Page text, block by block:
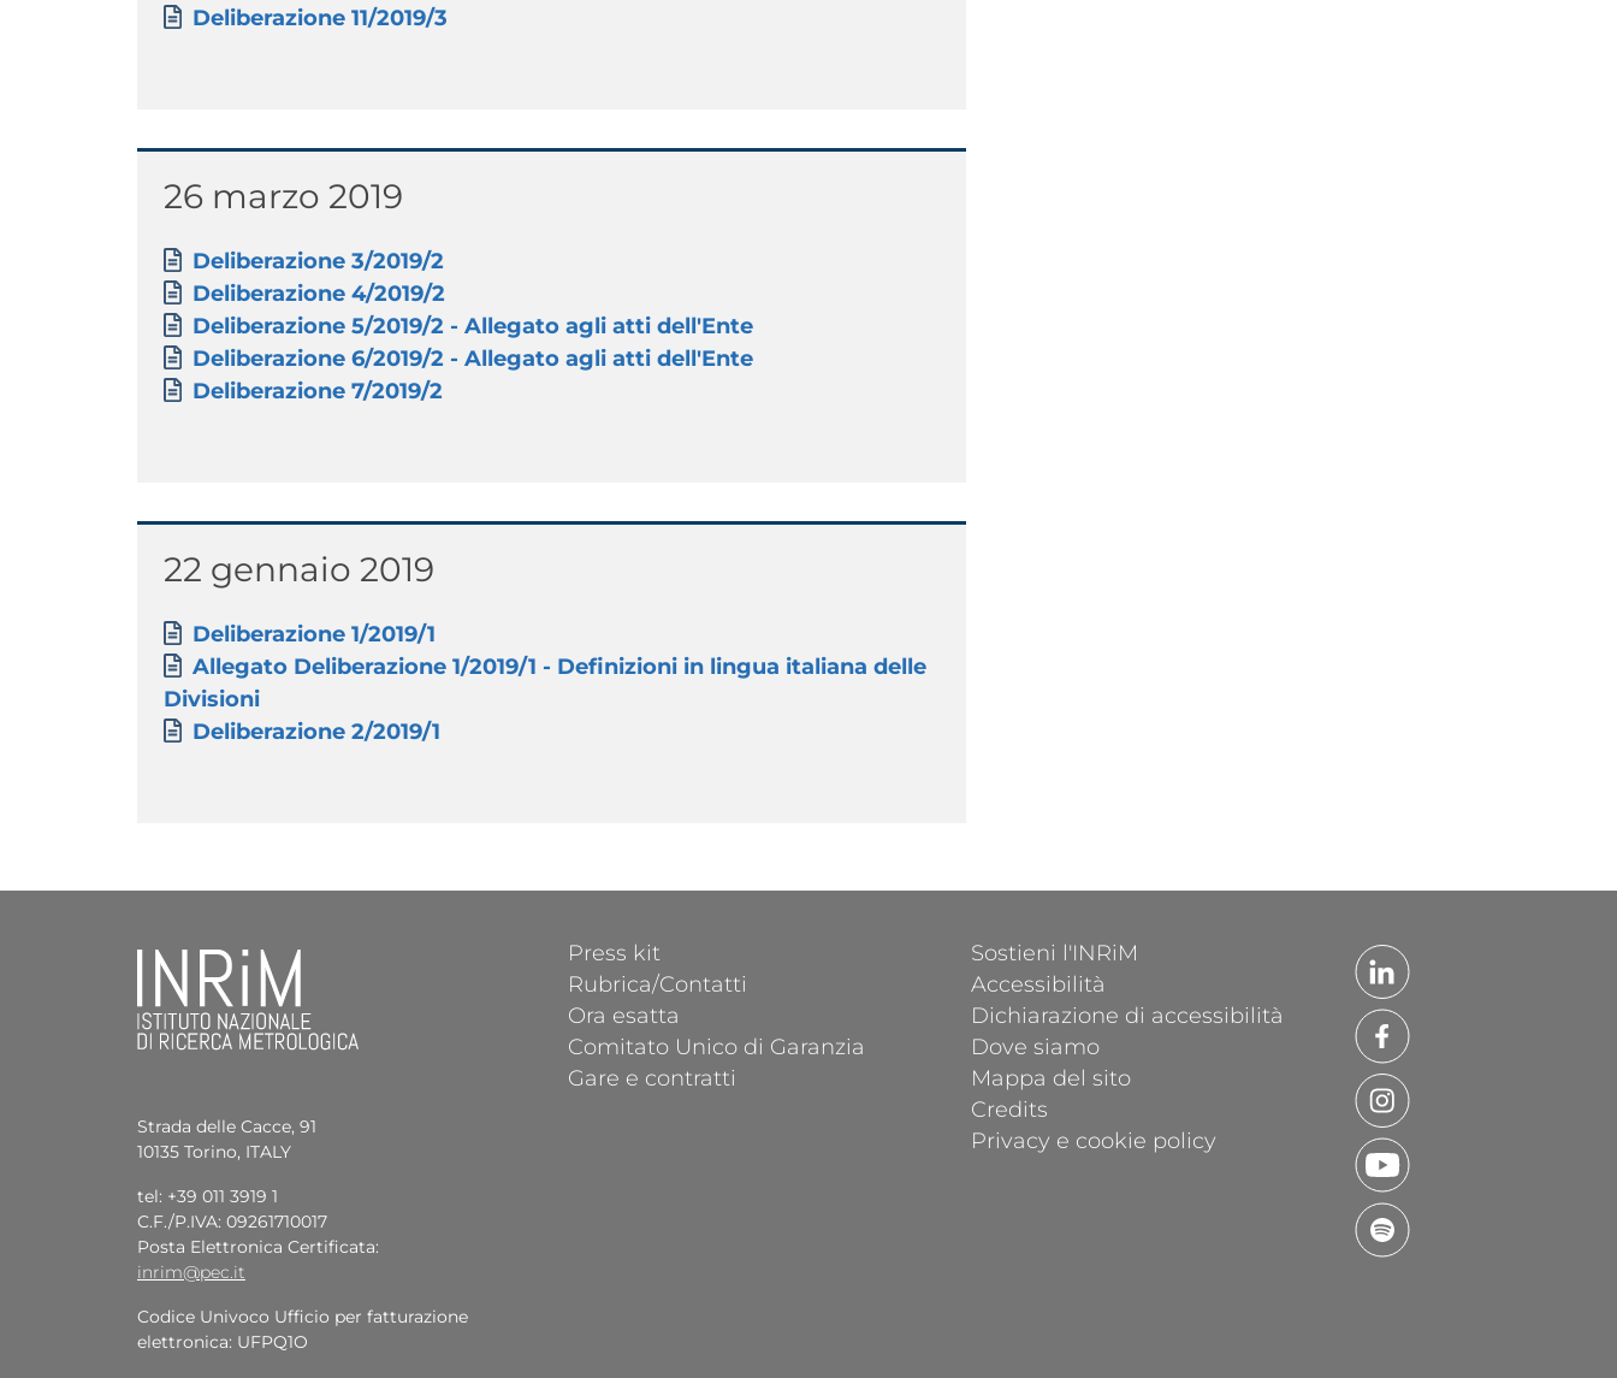
Documento
Deliberazione 11/2019/3
Titolo
26 marzo 2019
Paragrafo
Allegati
Documento
Deliberazione 3/2019/2
Documento
Deliberazione 4/2019/2
Documento
Deliberazione 5/2019/2 - Allegato agli atti dell'Ente
Documento
Deliberazione 6/2019/2 - Allegato agli atti dell'Ente
Documento
Deliberazione 7/2019/2
Titolo
22 gennaio 2019
Paragrafo
Allegati
Documento
Deliberazione 1/2019/1
Documento
Allegato Deliberazione 1/2019/1 - Definizioni in lingua italiana delle
Divisioni
Documento
Deliberazione 2/2019/1
Strada delle Cacce, 91
10135 Torino, ITALY
tel: +39 011 3919 1
C.F./P.IVA: 09261710017
Posta Elettronica Certificata:
inrim@pec.it
Codice Univoco Ufficio per fatturazione
elettronica: UFPQ1O
FOOTER 1
Press kit
Rubrica/Contatti
Ora esatta
Comitato Unico di Garanzia
Gare e contratti
FOOTER 2
Sostieni l'INRiM
Accessibilità
Dichiarazione di accessibilità
Dove siamo
Mappa del sito
Credits
Privacy e cookie policy